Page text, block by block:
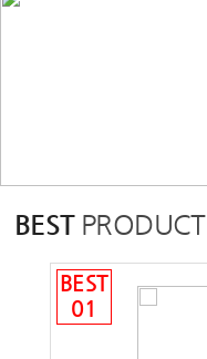
BEST PRODUCT
BEST
01